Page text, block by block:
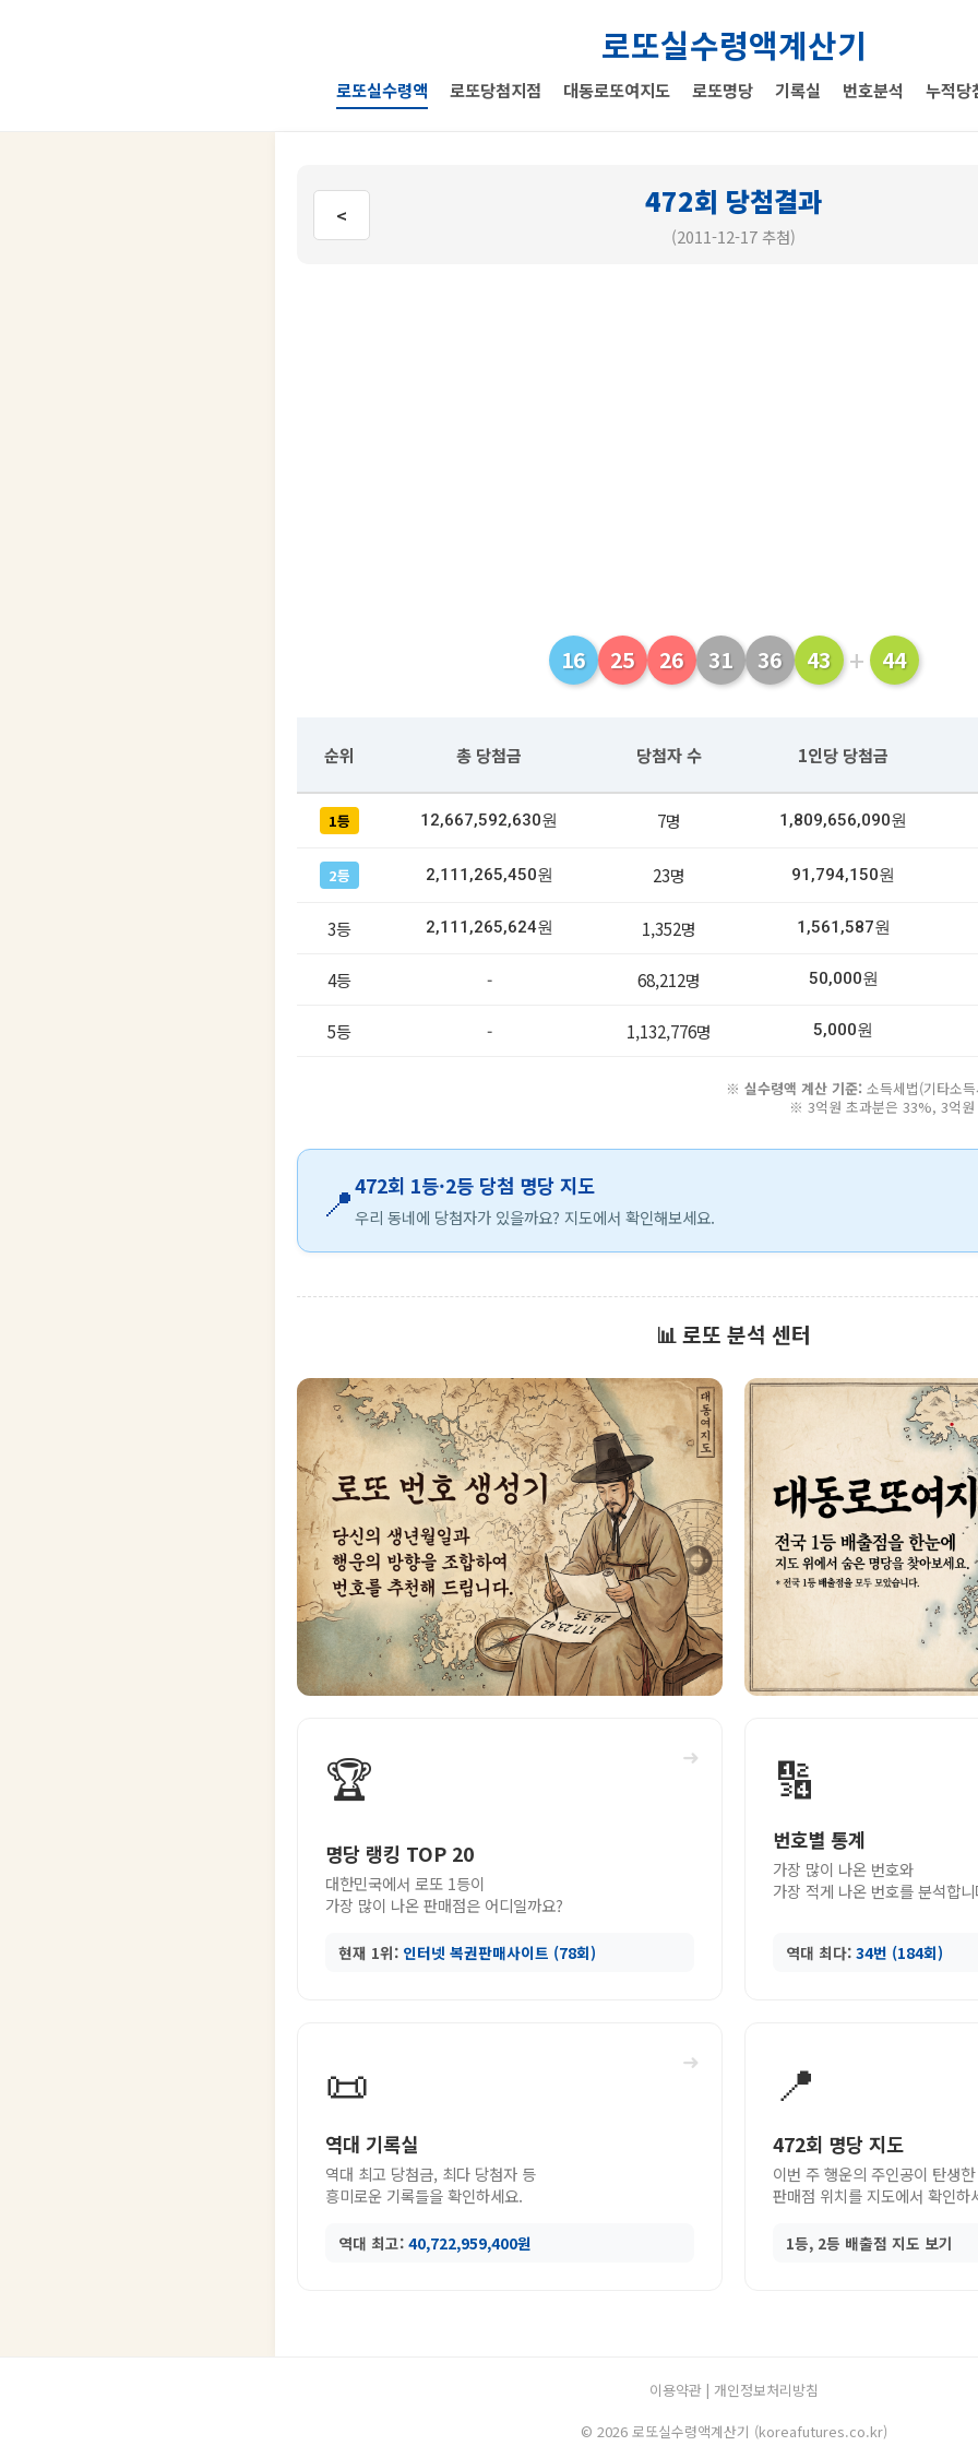
로또실수령액계산기
로또실수령액 로또당첨지점 대동로또여지도 로또명당 기록실 번호분석 누적당
< 472회 당첨결과
(2011-12-17 추첨)
16 25 26 31 36 43 + 44
순위 총 당첨금 당첨자 수 1인당 당첨금
1등 12,667,592,630원 7명 1,809,656,090원
2등 2,111,265,450원 23명 91,794,150원
3등 2,111,265,624원 1,352명 1,561,587원
4등 - 68,212명 50,000원
5등 - 1,132,776명 5,000원
※ 실수령액 계산 기준: 소득세법(기타소
※ 3억원 초과분은 33%, 3억
📍472회 1등·2등 당첨 명당 지도
우리 동네에 당첨자가 있을까요? 지도에서 확인해보세요.
📊 로또 분석 센터
➜
🏆
명당 랭킹 TOP 20
대한민국에서 로또 1등이
가장 많이 나온 판매점은 어디일까요?
현재 1위: 인터넷 복권판매사이트 (78회)
🔢
번호별 통계
가장 많이 나온 번호와
가장 적게 나온 번호를 분석합
역대 최다: 34번 (184회)
➜
📜
역대 기록실
역대 최고 당첨금, 최다 당첨자 등
흥미로운 기록들을 확인하세요.
역대 최고: 40,722,959,400원
📍
472회 명당 지도
이번 주 행운의 주인공이 탄생한
판매점 위치를 지도에서 확인하
1등, 2등 배출점 지도 보기
이용약관| 개인정보처리방침
© 2026 로또실수령액계산기 (koreafutures.co.kr)